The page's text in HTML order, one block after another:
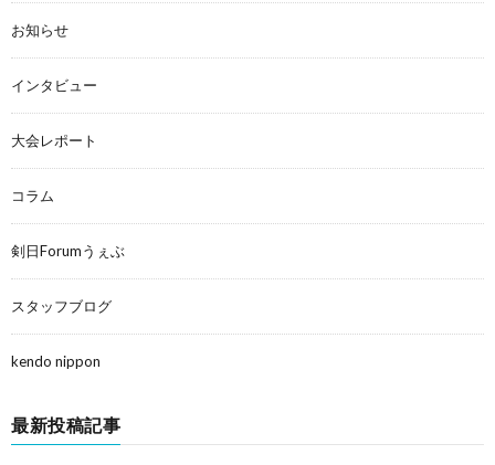
お知らせ
インタビュー
大会レポート
コラム
剣日Forumうぇぶ
スタッフブログ
kendo nippon
最新投稿記事